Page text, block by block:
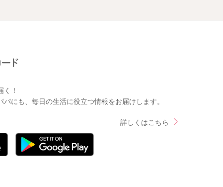
！
にも、毎日の生活に役立つ情報をお届けします。
詳しくはこちら